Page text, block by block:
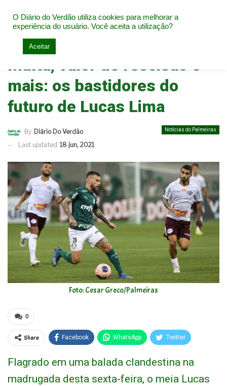
Home Notícias do Palmeiras
Multa, valor de rescisão e
mais: os bastidores do
futuro de Lucas Lima
Notícias do Palmeiras
By Diário Do Verdão
Last updated 18 jun, 2021
Foto: Cesar Greco/Palmeiras
0
Share Facebook WhatsApp Twitter
Flagrado em uma balada clandestina na
madrugada desta sexta-feira, o meia Lucas
O Diário do Verdão utiliza cookies para melhorar a
experiência do usuário. Você aceita a utilização?
Aceitar